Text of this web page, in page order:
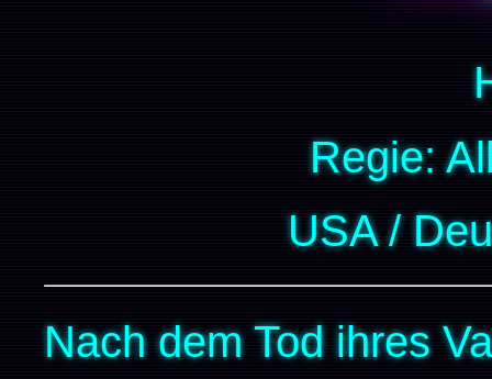
Regie:
USA /
Nach dem Tod ihres